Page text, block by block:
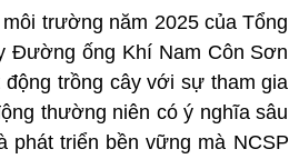
trường năm 2025 của Tổng
Đường ống Khí Nam Côn Sơn
trồng cây với sự tham gia
thường niên có ý nghĩa sâu
phát triển bền vững mà NCSP